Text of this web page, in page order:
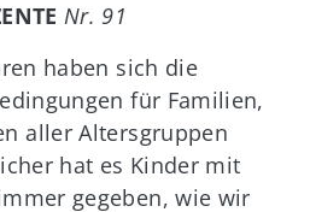
Nr. 91
haben sich die
für Familien,
aller Altersgruppen
hat es Kinder mit
gegeben, wie wir